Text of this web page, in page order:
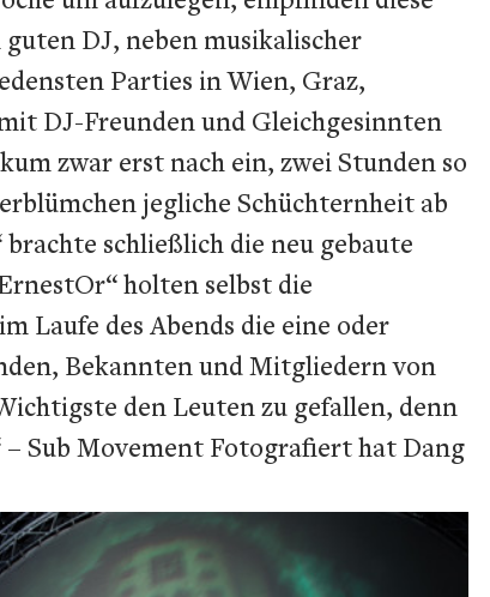
DJ, neben musikalischer
Parties in Wien, Graz,
DJ-Freunden und Gleichgesinnten
zwar erst nach ein, zwei Stunden so
jegliche Schüchternheit ab
schließlich die neu gebaute
holten selbst die
Laufe des Abends die eine oder
Bekannten und Mitgliedern von
den Leuten zu gefallen, denn
– Sub Movement Fotografiert hat Dang